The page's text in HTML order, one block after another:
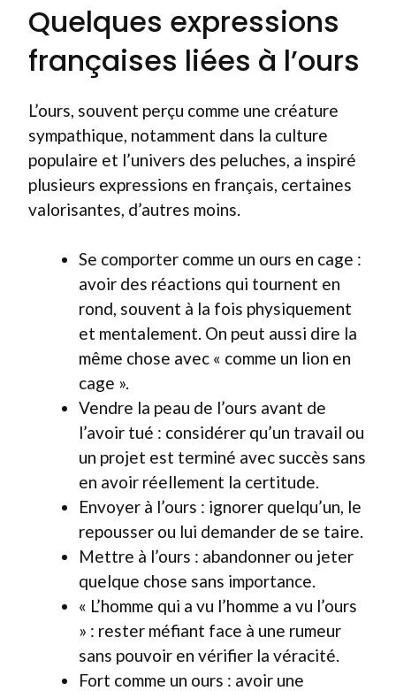
Quelques expressions
françaises liées à l’ours
L’ours, souvent perçu comme une créature
sympathique, notamment dans la culture
populaire et l’univers des peluches, a inspiré
plusieurs expressions en français, certaines
valorisantes, d’autres moins.
Se comporter comme un ours en cage :
avoir des réactions qui tournent en
rond, souvent à la fois physiquement
et mentalement. On peut aussi dire la
même chose avec « comme un lion en
cage ».
Vendre la peau de l’ours avant de
l’avoir tué : considérer qu’un travail ou
un projet est terminé avec succès sans
en avoir réellement la certitude.
Envoyer à l’ours : ignorer quelqu’un, le
repousser ou lui demander de se taire.
Mettre à l’ours : abandonner ou jeter
quelque chose sans importance.
« L’homme qui a vu l’homme a vu l’ours
» : rester méfiant face à une rumeur
sans pouvoir en vérifier la véracité.
Fort comme un ours : avoir une